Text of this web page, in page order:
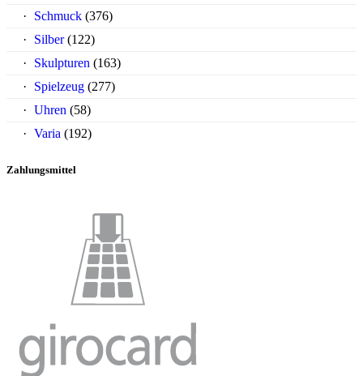
Schmuck (376)
Silber (122)
Skulpturen (163)
Spielzeug (277)
Uhren (58)
Varia (192)
Zahlungsmittel